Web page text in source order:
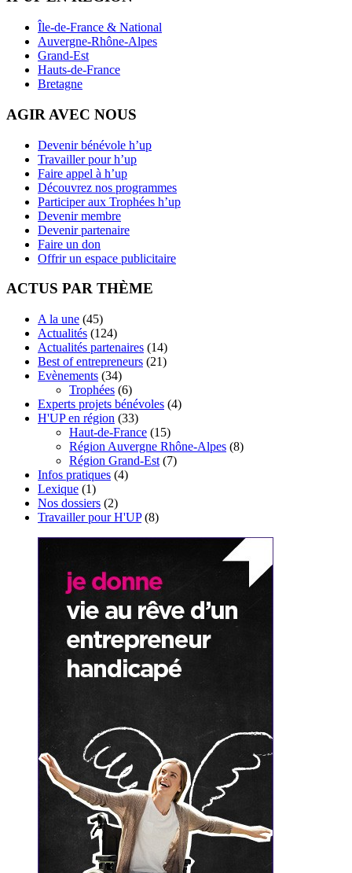
Île-de-France & National
Auvergne-Rhône-Alpes
Grand-Est
Hauts-de-France
Bretagne
AGIR AVEC NOUS
Devenir bénévole h’up
Travailler pour h’up
Faire appel à h’up
Découvrez nos programmes
Participer aux Trophées h’up
Devenir membre
Devenir partenaire
Faire un don
Offrir un espace publicitaire
ACTUS PAR THÈME
A la une (45)
Actualités (124)
Actualités partenaires (14)
Best of entrepreneurs (21)
Evènements (34)
Trophées (6)
Experts projets bénévoles (4)
H'UP en région (33)
Haut-de-France (15)
Région Auvergne Rhône-Alpes (8)
Région Grand-Est (7)
Infos pratiques (4)
Lexique (1)
Nos dossiers (2)
Travailler pour H'UP(8)